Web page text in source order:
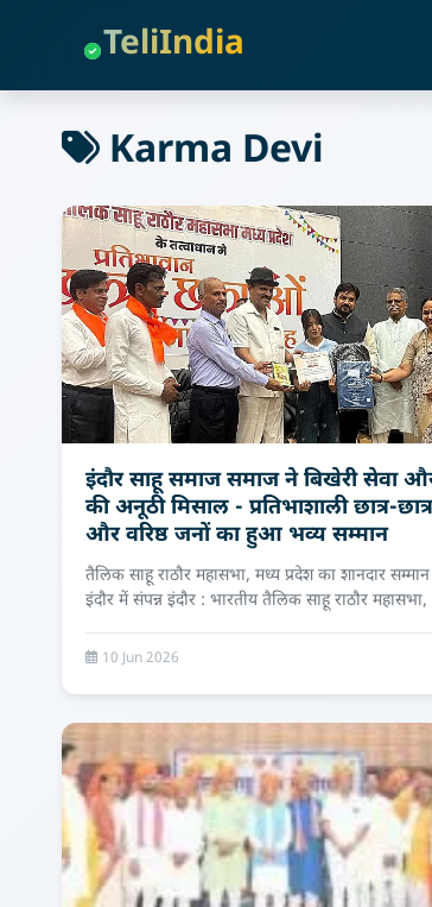
TeliIndia
Karma Devi
इंदौर साहू समाज समाज ने बिखेरी सेवा
की अनूठी मिसाल - प्रतिभाशाली छात्र-
और वरिष्ठ जनों का हुआ भव्य सम्मान
तैलिक साहू राठौर महासभा, मध्य प्रदेश का शानदार सम्मान
इंदौर में संपन्न इंदौर : भारतीय तैलिक साहू राठौर
10 Jun 2026